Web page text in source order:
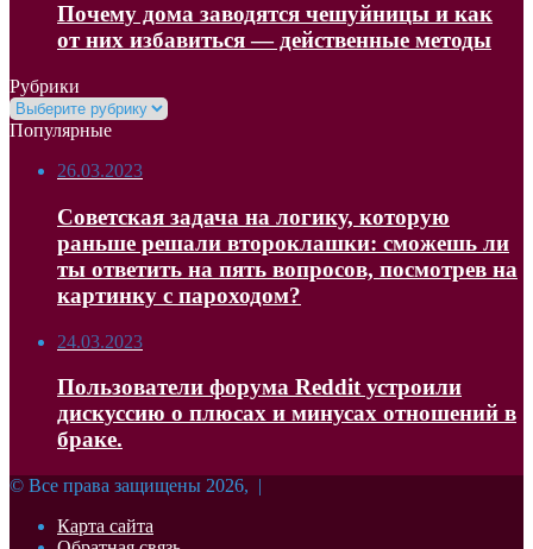
Почему дома заводятся чешуйницы и как
от них избавиться — действенные методы
Рубрики
Рубрики
Популярные
26.03.2023
Советская задача на логику, которую
раньше решали второклашки: сможешь ли
ты ответить на пять вопросов, посмотрев на
картинку с пароходом?
24.03.2023
Пользователи форума Reddit устроили
дискуссию о плюсах и минусах отношений в
браке.
© Все права защищены 2026, |
Карта сайта